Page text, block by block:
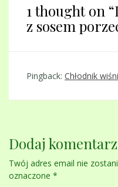
1 thought on “
z sosem
Pingback: Chłodnik
Dodaj komentarz
Twój adres email nie
oznaczone *